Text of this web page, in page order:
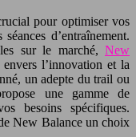
d’entraînement.
sur le marché, New
l’innovation et la
un adepte du trail ou
une gamme de
besoins spécifiques.
New Balance un choix